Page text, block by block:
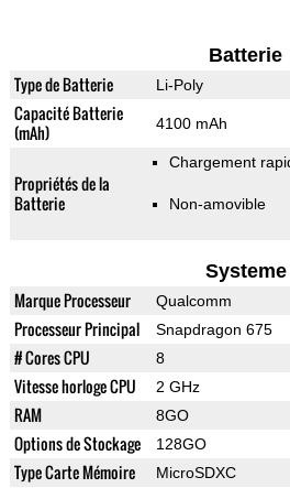
Batterie
Type de Batterie Li-Poly
Capacité Batterie
(mAh)
4100 mAh
Propriétés de la
Batterie
Chargement
Non-amovible
Systeme
Marque Processeur Qualcomm
Processeur Principal Snapdragon 675
# Cores CPU 8
Vitesse horloge CPU 2 GHz
RAM 8GO
Options de Stockage 128GO
Type Carte Mémoire MicroSDXC